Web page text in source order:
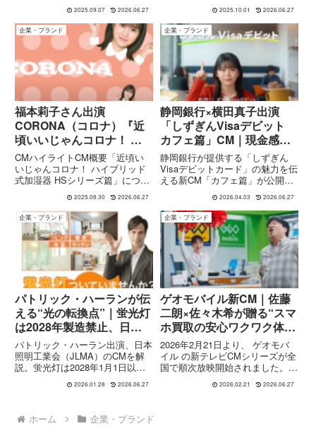
放送概要タイトル：「無視ハヨク
ナイ」篇放送開始日：2025年3月
1日（土）より全国（一部地域除
く）※北海道は株式会社ロ...
2025.09.07 2026.06.27
ーモラスに描き、効率化のメリッ
トを伝えます。
2025.10.01 2026.06.27
企業・ブランド
福本莉子さん出演
CORONA（コロナ）『近
頃いいじゃんコロナ！ ハ
イブリッド式加湿器 HSシ
リーズ篇』CM＆ブランド
ムービー
CMハイライトCM概要「近頃い
いじゃんコロナ！ ハイブリッド
式加湿器 HSシリーズ篇」につい
女優・歌手として活躍する 福本
莉子さんが出演しているコロナ
（CORONA）の新しいCM、「近
頃いいじゃんコロナ！ ハイ...
2025.08.30 2026.06.27
企業・ブランド
静岡銀行×横田真子出演
「しずぎんVisaデビット
カフェ篇」CM｜現金感覚
で使える安心カードを描く
静岡銀行が提供する「しずぎん
Visaデビットカード」の魅力を伝
える新CM「カフェ篇」が公開さ
んが出演し、カフェでの何気ない
日常シーンを通して、デビットカ
ードの“現金感覚で使える安心
さ”を表現しています。しずぎ
ん...
2026.04.03 2026.06.27
企業・ブランド
パトリック・ハーランが伝
える“光の転換点”｜蛍光灯
は2028年製造禁止、日本
照明工業会CMを解説
パトリック・ハーラン出演、日本
照明工業会（JLMA）のCMを解
説。蛍光灯は2028年1月1日以降
り替えが必要なのか、その理由を
2026.01.28 2026.06.27
企業・ブランド
ゲオモバイル新CM｜佐藤
二朗×佐々木希が贈る“スマ
ホ買取の安心ワクワク体
験”全6篇！
2026年2月21日より、 ゲオモバ
イル の新テレビCMシリーズが全
国で順次放映開始されました。本
ンとして幅広い人気を誇る 佐藤
2026.02.21 2026.06.27
ホーム 企業・ブランド